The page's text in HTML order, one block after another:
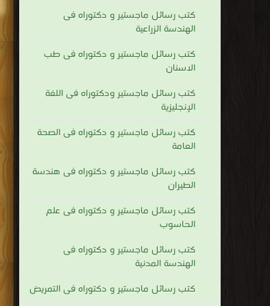
كتب رسائل ماجستير و دكتوراه فى
الهندسة الزراعية
كتب رسائل ماجستير و دكتوراه فى طب
الاسنان
كتب رسائل ماجستير ودكتوراه فى اللغة
الإنجليزية
كتب رسائل ماجستير و دكتوراه فى الصحة
العامة
كتب رسائل ماجستير و دكتوراه فى هندسة
الطيران
كتب رسائل ماجستير و دكتوراه فى علم
الحاسوب
كتب رسائل ماجستير و دكتوراه فى
الهندسة المدنية
كتب رسائل ماجستير و دكتوراه فى التمريض